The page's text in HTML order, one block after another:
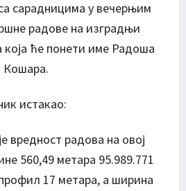
сарадницима у вечерњим
радове на изградњи
ће понети име Радоша
Кошара.
истакао:
вредност радова на овој
560,49 метара 95.989.771
17 метара, а ширина